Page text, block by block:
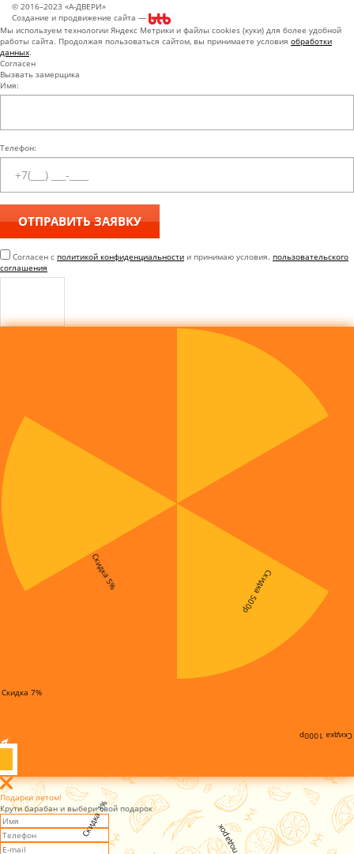
© 2016–2023 «А-ДВЕРИ»
Создание и продвижение сайта —
Мы используем технологии Яндекс Метрики и файлы cookies (куки) для более удобной
работы сайта. Продолжая пользоваться сайтом, вы принимаете условия обработки
данных.
Согласен
Вызвать замерщика
Имя:
Телефон:
Согласен с политикой конфиденциальности и принимаю условия. пользовательского
соглашения
Скидка 3%
Скидка 7%
Скидка 5% Скидка 500р
Скидка 1000р
Подарки летом!
Крути барабан и выбери свой подарок